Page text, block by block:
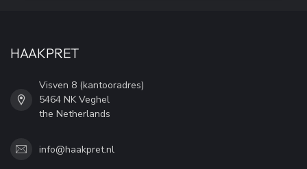
HAAKPRET
Visven 8 (kantooradres)
5464 NK Veghel
the Netherlands
info@haakpret.nl